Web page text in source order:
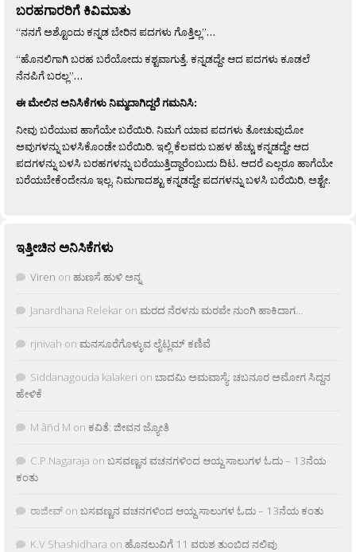
ಬರಹಗಾರರಿಗೆ ಕಿವಿಮಾತು
“ನನಗೆ ಅಶ್ಟೊಂದು ಕನ್ನಡ ಬೇರಿನ ಪದಗಳು ಗೊತ್ತಿಲ್ಲ”…
“ಹೊನಲಿಗಾಗಿ ಬರಹ ಬರೆಯೋದು ಕಶ್ಟವಾಗುತ್ತೆ. ಕನ್ನಡದ್ದೇ ಆದ ಪದಗಳು ಕೂಡಲೆ
ನೆನಪಿಗೆ ಬರಲ್ಲ”…
ಈ ಮೇಲಿನ ಅನಿಸಿಕೆಗಳು ನಿಮ್ಮದಾಗಿದ್ದರೆ ಗಮನಿಸಿ:
ನೀವು ಬರೆಯುವ ಹಾಗೆಯೇ ಬರೆಯಿರಿ. ನಿಮಗೆ ಯಾವ ಪದಗಳು ತೋಚುವುದೋ
ಅವುಗಳನ್ನು ಬಳಸಿಕೊಂಡೇ ಬರೆಯಿರಿ. ಇಲ್ಲಿ ಕೆಲವರು ಬಹಳ ಹೆಚ್ಚು ಕನ್ನಡದ್ದೇ ಆದ
ಪದಗಳನ್ನು ಬಳಸಿ ಬರಹಗಳನ್ನು ಬರೆಯುತ್ತಿದ್ದಾರೆಂಬುದು ದಿಟ. ಆದರೆ ಎಲ್ಲರೂ ಹಾಗೆಯೇ
ಬರೆಯಬೇಕೆಂದೇನೂ ಇಲ್ಲ. ನಿಮಗಾದಶ್ಟು ಕನ್ನಡದ್ದೇ ಪದಗಳನ್ನು ಬಳಸಿ ಬರೆಯಿರಿ, ಅಶ್ಟೇ.
ಇತ್ತೀಚಿನ ಅನಿಸಿಕೆಗಳು
Viren on ಹುಣಸೆ ಹುಳಿ ಅನ್ನ
Janardhana Relekar on ಮರದ ನೆರಳನು ಮರವೇ ನುಂಗಿ ಹಾಕಿದಾಗ…
rjnivah on ಮನಸೂರೆಗೊಳ್ಳುವ ಲೈಟ್ಲಮ್ ಕಣಿವೆ
Siddanagouda kalakeri on ಬಾದಮಿ ಅಮವಾಸ್ಯೆ: ಚಬನೂರ ಅಮೋಗ ಸಿದ್ದನ
ಹೇಳಿಕೆ
M âñd M on ಕವಿತೆ: ಜೀವನ ಜ್ಯೋತಿ
C.P.Nagaraja on ಬಸವಣ್ಣನ ವಚನಗಳಿಂದ ಆಯ್ದ ಸಾಲುಗಳ ಓದು – 13ನೆಯ
ಕಂತು
ರಾಜೀವ್ on ಬಸವಣ್ಣನ ವಚನಗಳಿಂದ ಆಯ್ದ ಸಾಲುಗಳ ಓದು – 13ನೆಯ ಕಂತು
K.V Shashidhara on ಹೊನಲುವಿಗೆ 11 ವರುಶ ತುಂಬಿದ ನಲಿವು